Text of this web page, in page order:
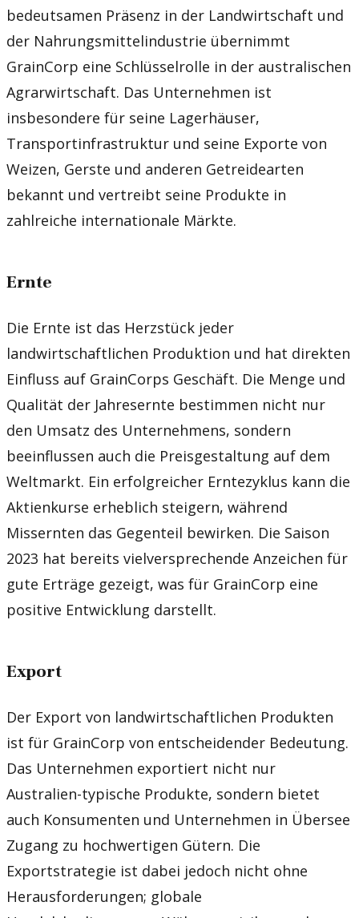
bedeutsamen Präsenz in der Landwirtschaft und
der Nahrungsmittelindustrie übernimmt
GrainCorp eine Schlüsselrolle in der australischen
Agrarwirtschaft. Das Unternehmen ist
insbesondere für seine Lagerhäuser,
Transportinfrastruktur und seine Exporte von
Weizen, Gerste und anderen Getreidearten
bekannt und vertreibt seine Produkte in
zahlreiche internationale Märkte.
Ernte
Die Ernte ist das Herzstück jeder
landwirtschaftlichen Produktion und hat direkten
Einfluss auf GrainCorps Geschäft. Die Menge und
Qualität der Jahresernte bestimmen nicht nur
den Umsatz des Unternehmens, sondern
beeinflussen auch die Preisgestaltung auf dem
Weltmarkt. Ein erfolgreicher Erntezyklus kann die
Aktienkurse erheblich steigern, während
Missernten das Gegenteil bewirken. Die Saison
2023 hat bereits vielversprechende Anzeichen für
gute Erträge gezeigt, was für GrainCorp eine
positive Entwicklung darstellt.
Export
Der Export von landwirtschaftlichen Produkten
ist für GrainCorp von entscheidender Bedeutung.
Das Unternehmen exportiert nicht nur
Australien-typische Produkte, sondern bietet
auch Konsumenten und Unternehmen in Übersee
Zugang zu hochwertigen Gütern. Die
Exportstrategie ist dabei jedoch nicht ohne
Herausforderungen; globale